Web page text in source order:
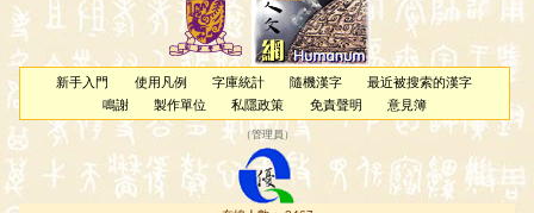
新手入門 使用凡例 字庫統計 隨機漢字
最近被搜索的漢字
鳴謝
製作單位 私隱政策 免責聲明 意見簿
（管理員 ）